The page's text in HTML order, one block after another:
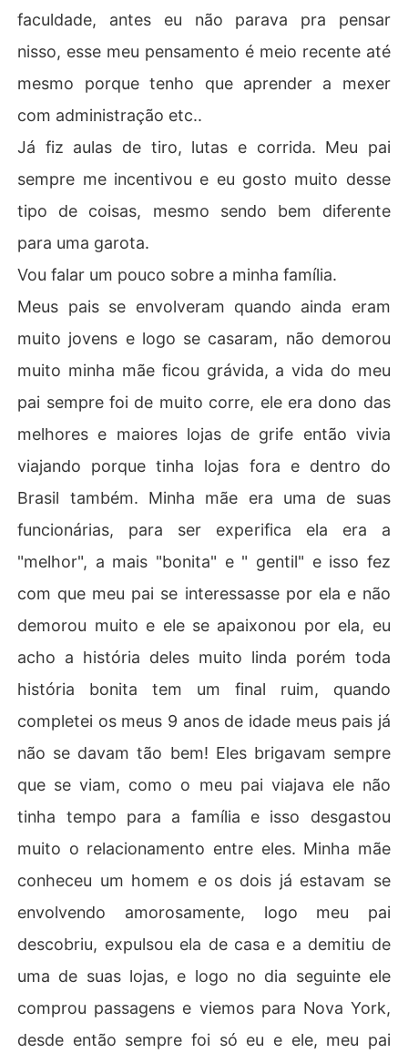
faculdade, antes eu não parava pra pensar
nisso, esse meu pensamento é meio recente até
mesmo porque tenho que aprender a mexer
com administração etc..
Já fiz aulas de tiro, lutas e corrida. Meu pai
sempre me incentivou e eu gosto muito desse
tipo de coisas, mesmo sendo bem diferente
para uma garota.
Vou falar um pouco sobre a minha família.
Meus pais se envolveram quando ainda eram
muito jovens e logo se casaram, não demorou
muito minha mãe ficou grávida, a vida do meu
pai sempre foi de muito corre, ele era dono das
melhores e maiores lojas de grife então vivia
viajando porque tinha lojas fora e dentro do
Brasil também. Minha mãe era uma de suas
funcionárias, para ser experifica ela era a
"melhor", a mais "bonita" e " gentil" e isso fez
com que meu pai se interessasse por ela e não
demorou muito e ele se apaixonou por ela, eu
acho a história deles muito linda porém toda
história bonita tem um final ruim, quando
completei os meus 9 anos de idade meus pais já
não se davam tão bem! Eles brigavam sempre
que se viam, como o meu pai viajava ele não
tinha tempo para a família e isso desgastou
muito o relacionamento entre eles. Minha mãe
conheceu um homem e os dois já estavam se
envolvendo amorosamente, logo meu pai
descobriu, expulsou ela de casa e a demitiu de
uma de suas lojas, e logo no dia seguinte ele
comprou passagens e viemos para Nova York,
desde então sempre foi só eu e ele, meu pai